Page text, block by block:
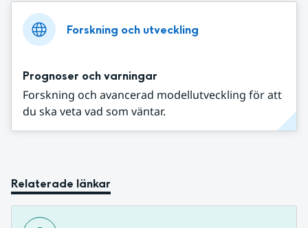
Forskning och utveckling
Prognoser och varningar
Forskning och avancerad modellutveckling för att
du ska veta vad som väntar.
Relaterade länkar